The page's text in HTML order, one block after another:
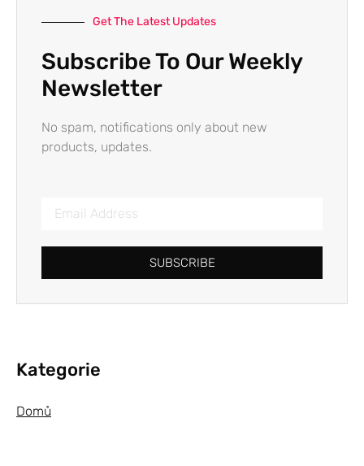
Get The Latest Updates
Subscribe To Our Weekly
Newsletter
No spam, notifications only about new
products, updates.
SUBSCRIBE
Kategorie
Domů